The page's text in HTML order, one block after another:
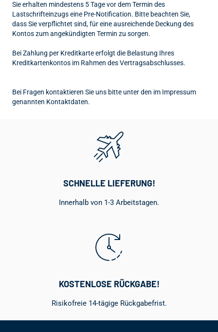
Sie erhalten mindestens 5 Tage vor dem Termin des
Lastschrifteinzugs eine Pre-Notification. Bitte beachten Sie,
dass Sie verpflichtet sind, für eine ausreichende Deckung des
Kontos zum angekündigten Termin zu sorgen.
Bei Zahlung per Kreditkarte erfolgt die Belastung Ihres
Kreditkartenkontos im Rahmen des Vertragsabschlusses.
Bei Fragen kontaktieren Sie uns bitte unter den im Impressum
genannten Kontaktdaten.
SCHNELLE LIEFERUNG!
Innerhalb von 1-3 Arbeitstagen.
KOSTENLOSE RÜCKGABE!
Risikofreie 14-tägige Rückgabefrist.